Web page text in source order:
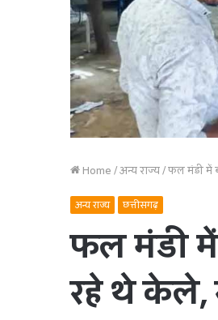
Home/अन्य राज्य/फल मंडी में
अन्य राज्य छत्तीसगढ़
फल मंडी
रहे थे केले,